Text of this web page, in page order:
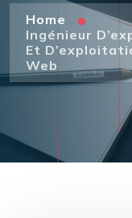
Home
Ingénieur
Et
Web